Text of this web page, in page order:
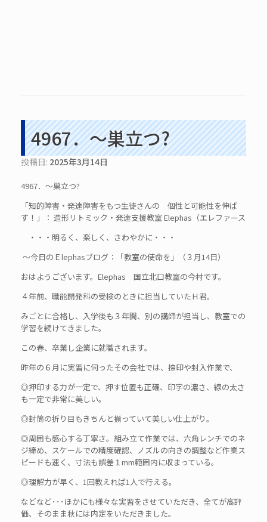
4967．～巣立つ?
投稿日: 2025年3月14日
4967．～巣立つ?
「知的障害・発達障害をもつ生徒さんの 個性と可能性を伸ば
す！」： 造形リトミック・発達支援教室 Elephas（エレファース
・・・明るく、楽しく、さわやかに・・・
～今日のＥlephasブログ：「教室の使命を」（３月14日）
おはようございます。Elephas 国立北口教室の今村です。
４年前、職能開発科の受検のときに担当していたＨ君。
みごとに合格し、入学後も３年間、別の講師が担当し、教室での
学習を続けてきました。
この春、卒業し企業に就職されます。
昨年の６月に実習に伺ったその会社では、捺印や封入作業で、
◎押印する力が一定で、押す位置も正確、印字の濃さ、線の太さ
も一定で非常に美しい。
◎封筒の折り目もきちんと揃っていて美しい仕上がり。
◎周囲も感心する丁寧さ。組み立て作業では、六角レンチでのネ
ジ締め、スケールでの精度確認、ノズルの向きの調整など作業ス
ピードも速く、寸法も誤差１mm範囲内に収まっている。
◎理解力が早く、1回教えれば1人で行える。
などなど･･･ほかにも様々な実習をさせていただき、全てが高評
価、そのまま秋には内定をいただきました。